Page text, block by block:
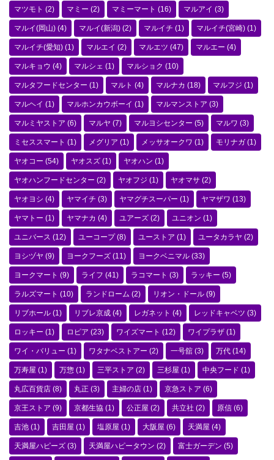
マツモト (2) マミー (2) マミーマート (16) マルアイ (3)
マルイ(岡山) (4) マルイ(新潟) (2) マルイチ (1) マルイチ(宮崎) (1)
マルイチ(愛知) (1) マルエイ (2) マルエツ (47) マルエー (4)
マルキョウ (4) マルシェ (1) マルショク (10)
マルタフードセンター (1) マルト (4) マルナカ (18) マルフジ (1)
マルヘイ (1) マルホンカウボーイ (1) マルマンストア (3)
マルミヤストア (6) マルヤ (7) マルヨシセンター (5) マルワ (3)
ミセススマート (1) メグリア (1) メッサオークワ (1) モリナガ (1)
ヤオコー (54) ヤオスズ (1) ヤオハン (1)
ヤオハンフードセンター (2) ヤオフジ (1) ヤオマサ (2)
ヤオヨシ (4) ヤマイチ (3) ヤマグチスーパー (1) ヤマザワ (13)
ヤマトー (1) ヤマナカ (4) ユアーズ (2) ユニオン (1)
ユニバース (12) ユーコープ(8) ユーストア (1) ユータカラヤ (2)
ヨシヅヤ (9) ヨークフーズ (11) ヨークベニマル (33)
ヨークマート (9) ライフ (41) ラコマート (3) ラッキー (5)
ラルズマート (10) ランドローム (2) リオン・ドール (9)
リブホール (1) リブレ京成 (4) レガネット (4) レッドキャベツ (3)
ロッキー (1) ロピア (23) ワイズマート (12) ワイプラザ (1)
ワイ・バリュー (1) ワタナベストアー (2) 一号舘 (3) 万代 (14)
万寿屋 (1) 万惣 (1) 三平ストア (2) 三杉屋 (1) 中央フード (1)
丸広百貨店 (8) 丸正 (3) 主婦の店 (1) 京急ストア (6)
京王ストア (9) 京都生協 (1) 公正屋 (2) 共立社 (2) 原信 (6)
吉池 (1) 吉田屋 (1) 塩原屋 (1) 大阪屋 (6) 天満屋 (4)
天満屋ハピーズ (3) 天満屋ハピータウン (2) 富士ガーデン (5)